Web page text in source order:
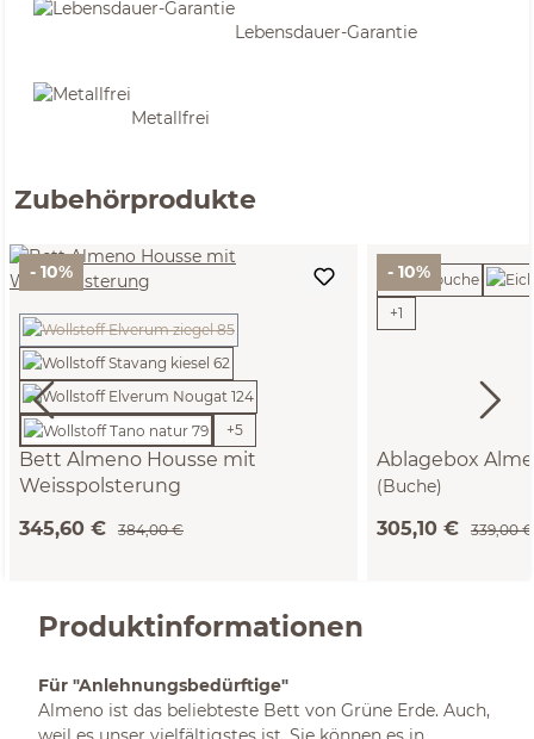
Lebensdauer-Garantie
Metallfrei
Zubehörprodukte
- 10%
Bett Almeno Housse mit
Weisspolsterung
(Diese Option ist zurzeit nicht verfügbar.)
+5
345,60 € 384,00 €
- 10%
Ablagebox
(Buche)
+1
305,10 € 339,00 €
Produktinformationen
Für "Anlehnungsbedürftige"
Almeno ist das beliebteste Bett von Grüne Erde. Auch,